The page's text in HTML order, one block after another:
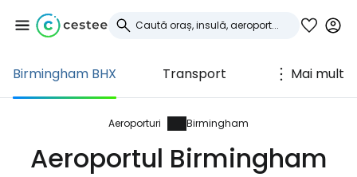
Birmingham BHX Transport Mai mult
Aeroporturi Birmingham
Aeroportul Birmingham
Conectați-vă la
Cestee
... comunitatea mondială a călătorilor